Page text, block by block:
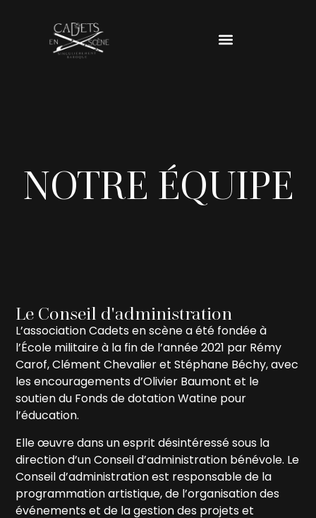
NOTRE ÉQUIPE
Le Conseil d'administration
L’association Cadets en scène a été fondée à
l’École militaire à la fin de l’année 2021 par Rémy
Carof, Clément Chevalier et Stéphane Béchy, avec
les encouragements d’Olivier Baumont et le
soutien du Fonds de dotation Watine pour
l’éducation.
Elle œuvre dans un esprit désintéressé sous la
direction d’un Conseil d’administration bénévole. Le
Conseil d’administration est responsable de la
programmation artistique, de l’organisation des
événements et de la gestion des projets et